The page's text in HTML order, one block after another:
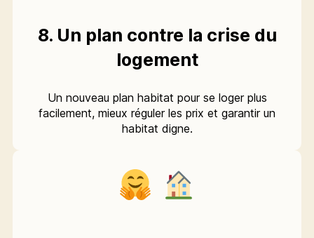
8. Un plan contre la crise du
logement
Un nouveau plan habitat pour se loger plus
facilement, mieux réguler les prix et garantir un
habitat digne.